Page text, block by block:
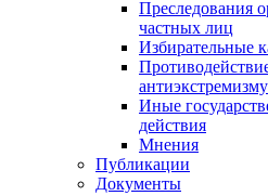
Преследования
частных лиц
Избирательные
антиэкстремизму
Иные
действия
Мнения
Публикации
Документы